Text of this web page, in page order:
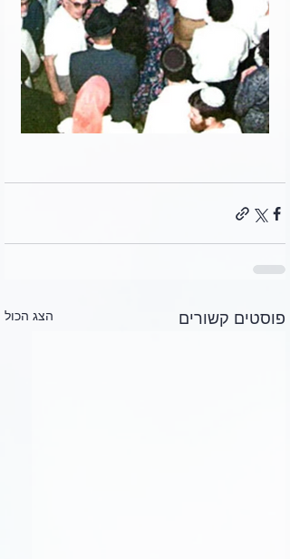
פוסטים קשורים הצג הכול